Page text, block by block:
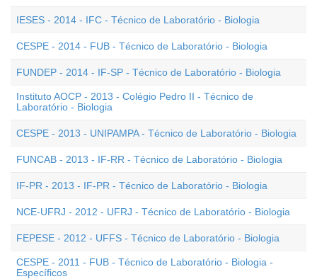
IESES - 2014 - IFC - Técnico de Laboratório - Biologia
CESPE - 2014 - FUB - Técnico de Laboratório - Biologia
FUNDEP - 2014 - IF-SP - Técnico de Laboratório - Biologia
Instituto AOCP - 2013 - Colégio Pedro II - Técnico de
Laboratório - Biologia
CESPE - 2013 - UNIPAMPA - Técnico de Laboratório - Biologia
FUNCAB - 2013 - IF-RR - Técnico de Laboratório - Biologia
IF-PR - 2013 - IF-PR - Técnico de Laboratório - Biologia
NCE-UFRJ - 2012 - UFRJ - Técnico de Laboratório - Biologia
FEPESE - 2012 - UFFS - Técnico de Laboratório - Biologia
CESPE - 2011 - FUB - Técnico de Laboratório - Biologia -
Específicos